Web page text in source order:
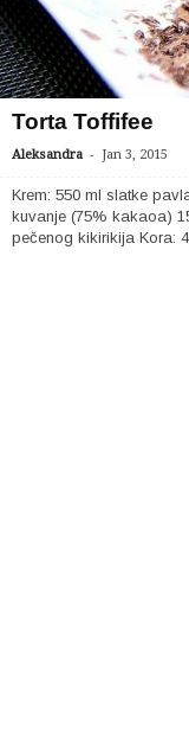
Torta Toffifee
Aleksandra - Jan 3, 2015
Krem: 550 ml slatke
kuvanje (75% kakaoa)
pečenog kikirikija Kora: